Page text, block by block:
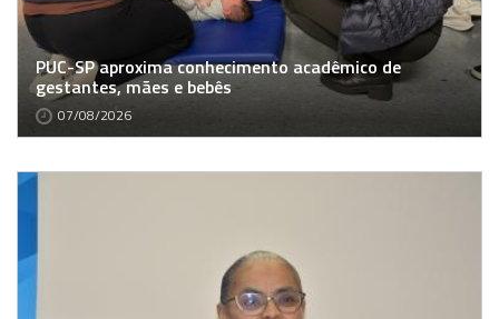
PUC-SP aproxima conhecimento acadêmico de
gestantes, mães e bebês
07/08/2026